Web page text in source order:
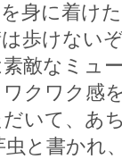
を身に着け
歩けない
敵なミュ
ワクワク感
いて、あ
虫と書かれ